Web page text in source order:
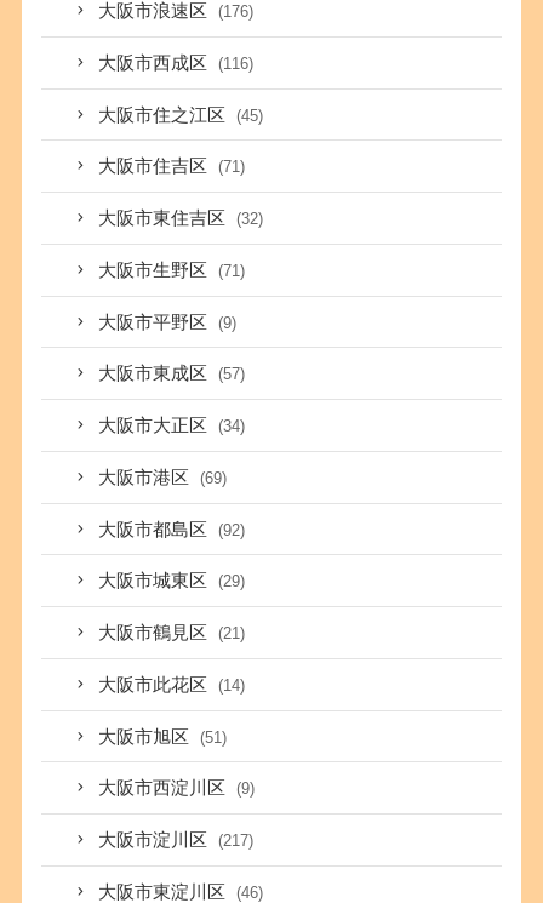
大阪市浪速区 (176)
大阪市西成区 (116)
大阪市住之江区 (45)
大阪市住吉区 (71)
大阪市東住吉区 (32)
大阪市生野区 (71)
大阪市平野区 (9)
大阪市東成区 (57)
大阪市大正区 (34)
大阪市港区 (69)
大阪市都島区 (92)
大阪市城東区 (29)
大阪市鶴見区 (21)
大阪市此花区 (14)
大阪市旭区 (51)
大阪市西淀川区 (9)
大阪市淀川区 (217)
大阪市東淀川区 (46)